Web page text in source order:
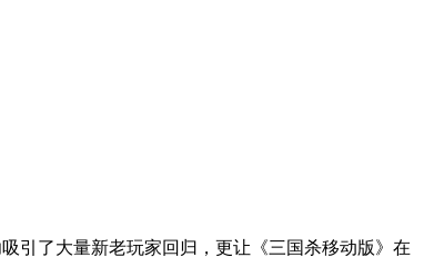
引了大量新老玩家回归，更让《三国杀移动版》在